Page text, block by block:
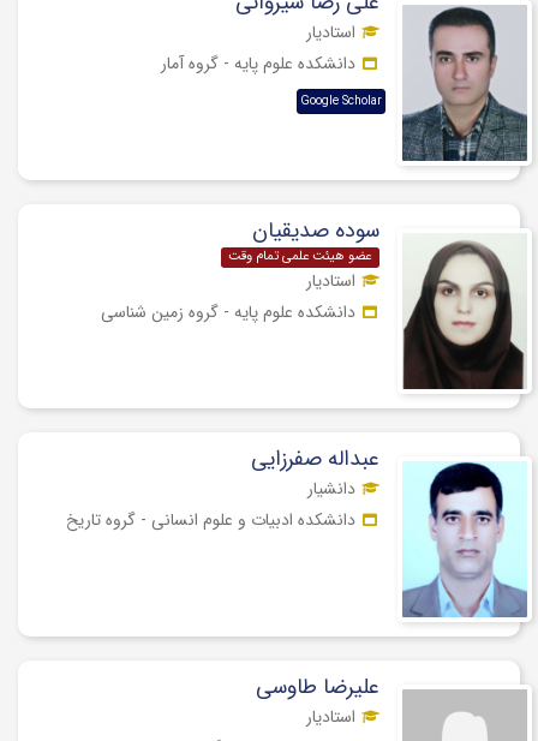
استادیار
دانشکده علوم پایه - گروه آمار
Google Scholar
سوده صدیقیان
عضو هیئت علمی تمام وقت
استادیار
دانشکده علوم پایه - گروه زمین شناسی
عبداله صفرزایی
دانشیار
دانشکده ادبیات و علوم انسانی - گروه تاریخ
علیرضا طاوسی
استادیار